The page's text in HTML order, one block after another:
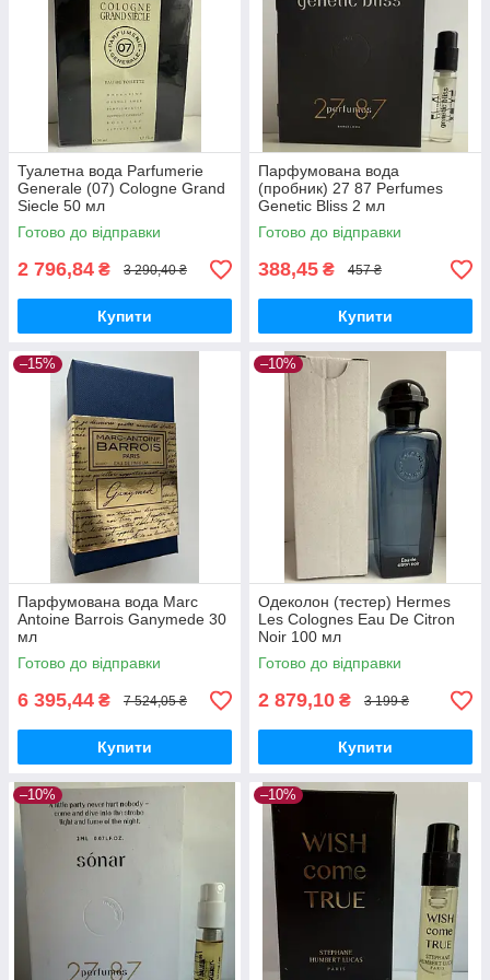
Туалетна вода Parfumerie
Generale (07) Cologne Grand
Siecle 50 мл
Готово до відправки
2 796,84 ₴ 3 290,40 ₴
Купити
Парфумована вода
(пробник) 27 87 Perfumes
Genetic Bliss 2 мл
Готово до відправки
388,45 ₴ 457 ₴
Купити
–15%
Парфумована вода Marc
Antoine Barrois Ganymede 30
мл
Готово до відправки
6 395,44 ₴ 7 524,05 ₴
Купити
–10%
Одеколон (тестер) Hermes
Les Colognes Eau De Citron
Noir 100 мл
Готово до відправки
2 879,10 ₴ 3 199 ₴
Купити
–10% –10%